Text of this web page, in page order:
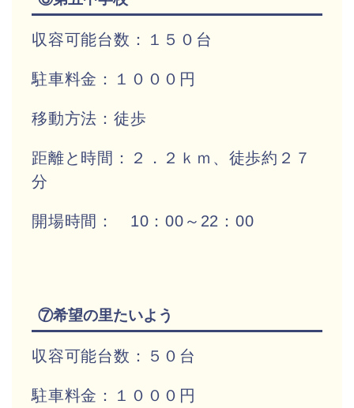
収容可能台数：１５０台
駐車料金：１０００円
移動方法：徒歩
距離と時間：２．２ｋｍ、徒歩約２７
分
開場時間： 10：00～22：00
⑦希望の里たいよう
収容可能台数：５０台
駐車料金：１０００円